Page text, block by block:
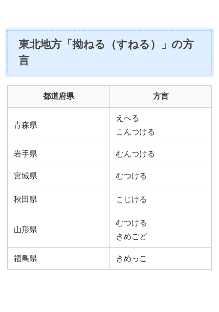
東北地方「拗ねる（すねる）」の方
言
都道府県 方言
青森県
えへる
こんつける
岩手県 むんつける
宮城県 むつける
秋田県 こじける
山形県
むつける
きめごど
福島県 きめっこ